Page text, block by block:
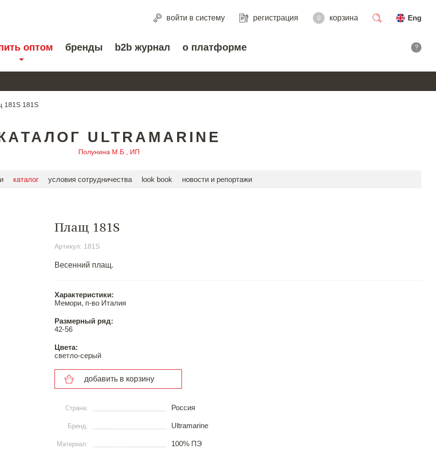
войти в систему регистрация 0 корзина
Eng
оптом бренды b2b журнал о платформе ?
181S 181S
ULTRAMARINE
Полунина М.Б., ИП
каталог условия сотрудничества look book новости и репортажи
Плащ 181S
Артикул: 181S
Весенний плащ.
Характеристики:
Мемори, п-во Италия
Размерный ряд:
42-56
Цвета:
светло-серый
добавить в корзину
Страна: Россия
Бренд: Ultramarine
Материал: 100% ПЭ